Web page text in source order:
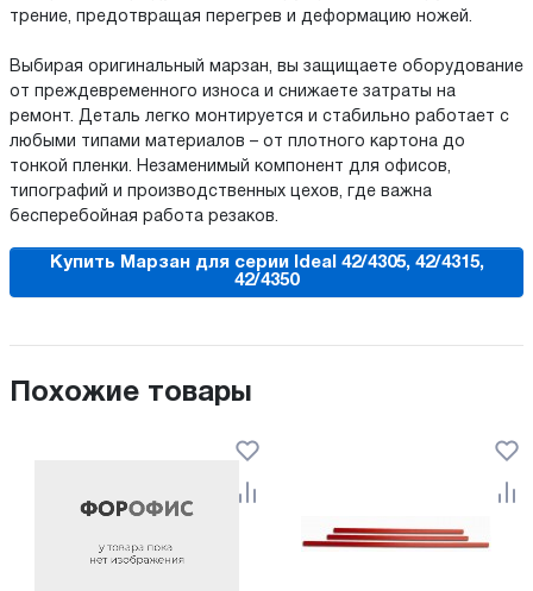
трение, предотвращая перегрев и деформацию ножей.
Выбирая оригинальный марзан, вы защищаете оборудование
от преждевременного износа и снижаете затраты на
ремонт. Деталь легко монтируется и стабильно работает с
любыми типами материалов – от плотного картона до
тонкой пленки. Незаменимый компонент для офисов,
типографий и производственных цехов, где важна
бесперебойная работа резаков.
Купить Марзан для серии Ideal 42/4305, 42/4315,
42/4350
Похожие товары